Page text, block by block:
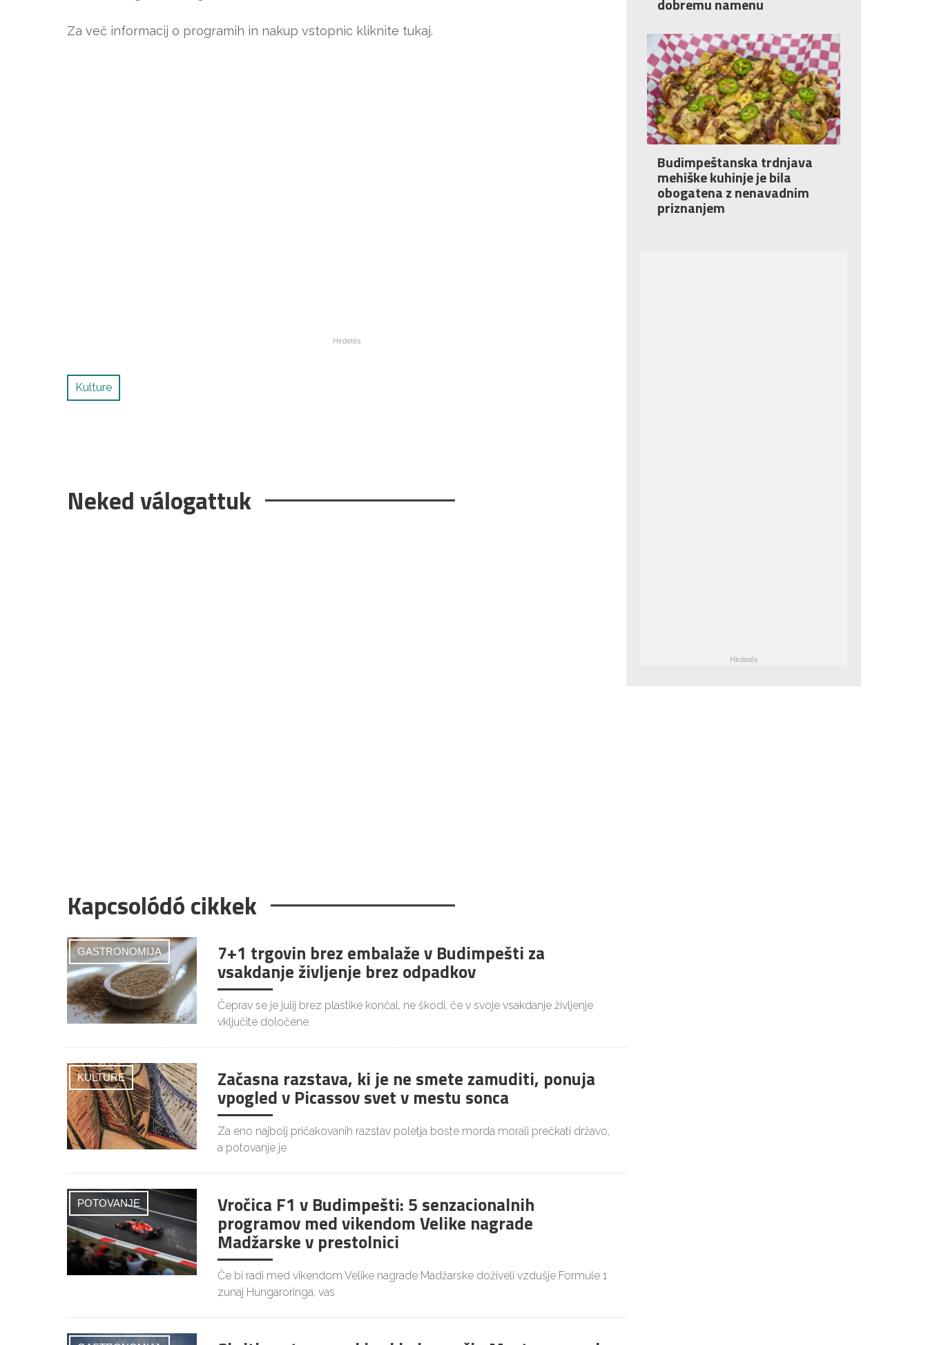
Za več informacij o programih in nakup vstopnic kliknite tukaj.
Kulture
Neked válogattuk
Kapcsolódó cikkek
GASTRONOMIJA 7+1 trgovin brez embalaže v Budimpešti za
vsakdanje življenje brez odpadkov
Čeprav se je julij brez plastike končal, ne škodi, če v svoje vsakdanje življenje
vključite določene
KULTURE Začasna razstava, ki je ne smete zamuditi, ponuja
vpogled v Picassov svet v mestu sonca
Za eno najbolj pričakovanih razstav poletja boste morda morali prečkati državo,
a potovanje je
POTOVANJE Vročica F1 v Budimpešti: 5 senzacionalnih
programov med vikendom Velike nagrade
Madžarske v prestolnici
Če bi radi med vikendom Velike nagrade Madžarske doživeli vzdušje Formule 1
zunaj Hungaroringa, vas
dobremu namenu
Budimpeštanska trdnjava
mehiške kuhinje je bila
obogatena z nenavadnim
priznanjem